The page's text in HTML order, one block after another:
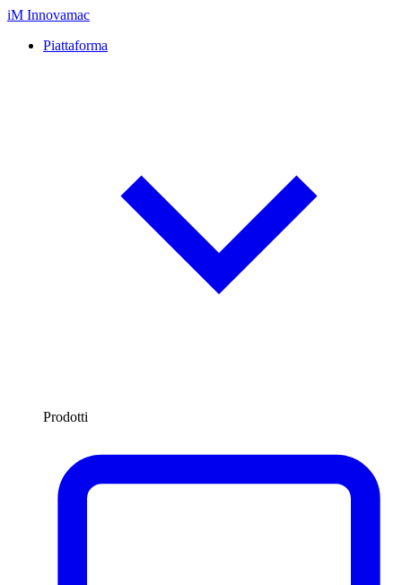
iM Innovamac
Piattaforma
Prodotti